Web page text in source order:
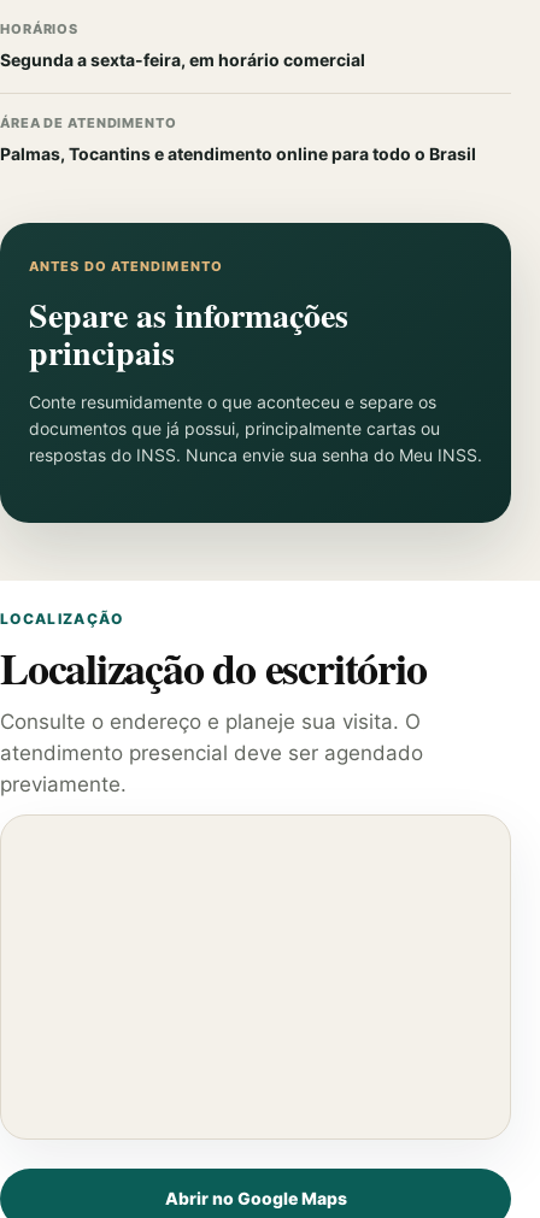
HORÁRIOS
Segunda a sexta-feira, em horário comercial
ÁREA DE ATENDIMENTO
Palmas, Tocantins e atendimento online para todo o Brasil
ANTES DO ATENDIMENTO
Separe as informações
principais
Conte resumidamente o que aconteceu e separe os
documentos que já possui, principalmente cartas ou
respostas do INSS. Nunca envie sua senha do Meu INSS.
LOCALIZAÇÃO
Localização do escritório
Consulte o endereço e planeje sua visita. O
atendimento presencial deve ser agendado
previamente.
Abrir no Google Maps